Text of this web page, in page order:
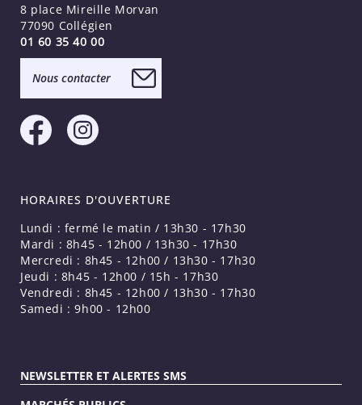
8 place Mireille Morvan
77090 Collégien
01 60 35 40 00
Nous contacter
HORAIRES D'OUVERTURE
Lundi : fermé le matin / 13h30 - 17h30
Mardi : 8h45 - 12h00 / 13h30 - 17h30
Mercredi : 8h45 - 12h00 / 13h30 - 17h30
Jeudi : 8h45 - 12h00 / 15h - 17h30
Vendredi : 8h45 - 12h00 / 13h30 - 17h30
Samedi : 9h00 - 12h00
NEWSLETTER ET ALERTES SMS